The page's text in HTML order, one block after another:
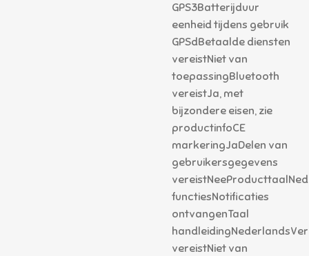
GPS3Batterijduur
eenheid tijdens gebruik
GPSdBetaalde diensten
vereistNiet van
toepassingBluetooth
vereistJa, met
bijzondere eisen, zie
productinfoCE
markeringJaDelen van
gebruikersgegevens
functiesNotificaties
ontvangenTaal
vereistNiet van